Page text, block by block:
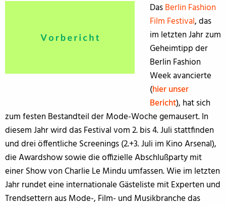
DasBerlin Fashion
Film Festival, das
im letzten Jahr zum
Geheimtipp der
Berlin Fashion
Week avancierte
(hier unser
Bericht), hat sich
zum festen Bestandteil der Mode-Woche gemausert. In
diesem Jahr wird das Festival vom 2. bis 4. Juli stattfinden
und drei öffentliche Screenings (2.+3. Juli im Kino Arsenal),
die Awardshow sowie die offizielle Abschlußparty mit
einer Show von Charlie Le Mindu umfassen. Wie im letzten
Jahr rundet eine internationale Gästeliste mit Experten und
Trendsettern aus Mode-, Film- und Musikbranche das